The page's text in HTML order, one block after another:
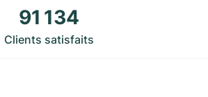
91 134
Clients satisfaits